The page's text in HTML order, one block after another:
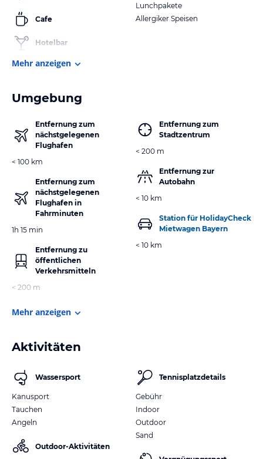
Cafe
Hotelbar
Lunchpakete
Allergiker Speisen
Mehr anzeigen
Umgebung
Entfernung zum
nächstgelegenen
Flughafen
< 100 km
Entfernung zum
nächstgelegenen
Flughafen in
Fahrminuten
1h 15 min
Entfernung zu
öffentlichen
Verkehrsmitteln
< 200 m
Entfernung zum
Stadtzentrum
< 200 m
Entfernung zur
Autobahn
< 10 km
Station für HolidayCheck
Mietwagen Bayern
< 10 km
Mehr anzeigen
Aktivitäten
Wassersport
Kanusport
Tauchen
Angeln
Outdoor-Aktivitäten
Tennisplatzdetails
Gebühr
Indoor
Outdoor
Sand